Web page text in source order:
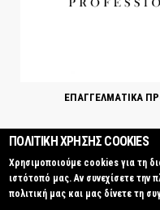
ΕΠΑΓΓΕΛΜΑΤΙΚΑ
Επαγγελματικά Προϊόντα
ιστοσελίδων Istology | Web &
ΠΟΛΙΤΙΚΗ ΧΡΗΣΗΣ COOKIES
Χρησιμοποιούμε cookies για τη
ιστότοπό μας. Αν συνεχίσετε την
πολιτική μας και μας δίνετε τη